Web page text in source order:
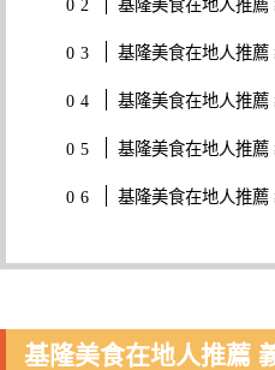
基隆美食在地人推
基隆美食在地人推
基隆美食在地人推
基隆美食在地人推
基隆美食在地人推薦
基隆美食在地人推薦